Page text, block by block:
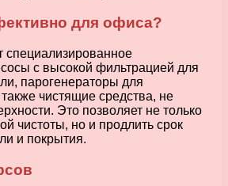
для офиса?
специализированное
с высокой фильтрацией для
парогенераторы для
чистящие средства, не
Это позволяет не только
чистоты, но и продлить срок
и покрытия.